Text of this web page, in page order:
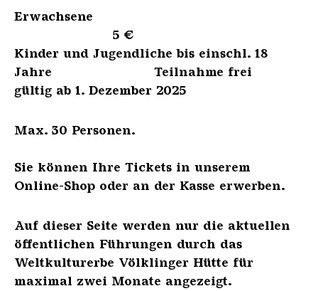
Erwachsene
5 €
Kinder und Jugendliche bis einschl. 18
Jahre Teilnahme frei
gültig ab 1. Dezember 2025
Max. 30 Personen.
Sie können Ihre Tickets in unserem
Online-Shop oder an der Kasse erwerben.
Auf dieser Seite werden nur die aktuellen
öffentlichen Führungen durch das
Weltkulturerbe Völklinger Hütte für
maximal zwei Monate angezeigt.